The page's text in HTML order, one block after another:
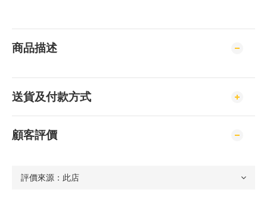
商品描述
送貨及付款方式
顧客評價